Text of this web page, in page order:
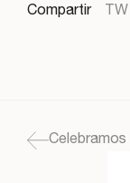
Compartir TW